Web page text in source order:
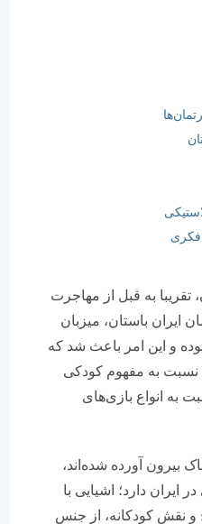
به قبل از مهاجرت
باستان، میزبان
این امر باعث شد که
به مفهوم کودکی
بازی‌های
آورده شده‌اند،
دارد؛ اشیایی با
کودکانه، از جنس